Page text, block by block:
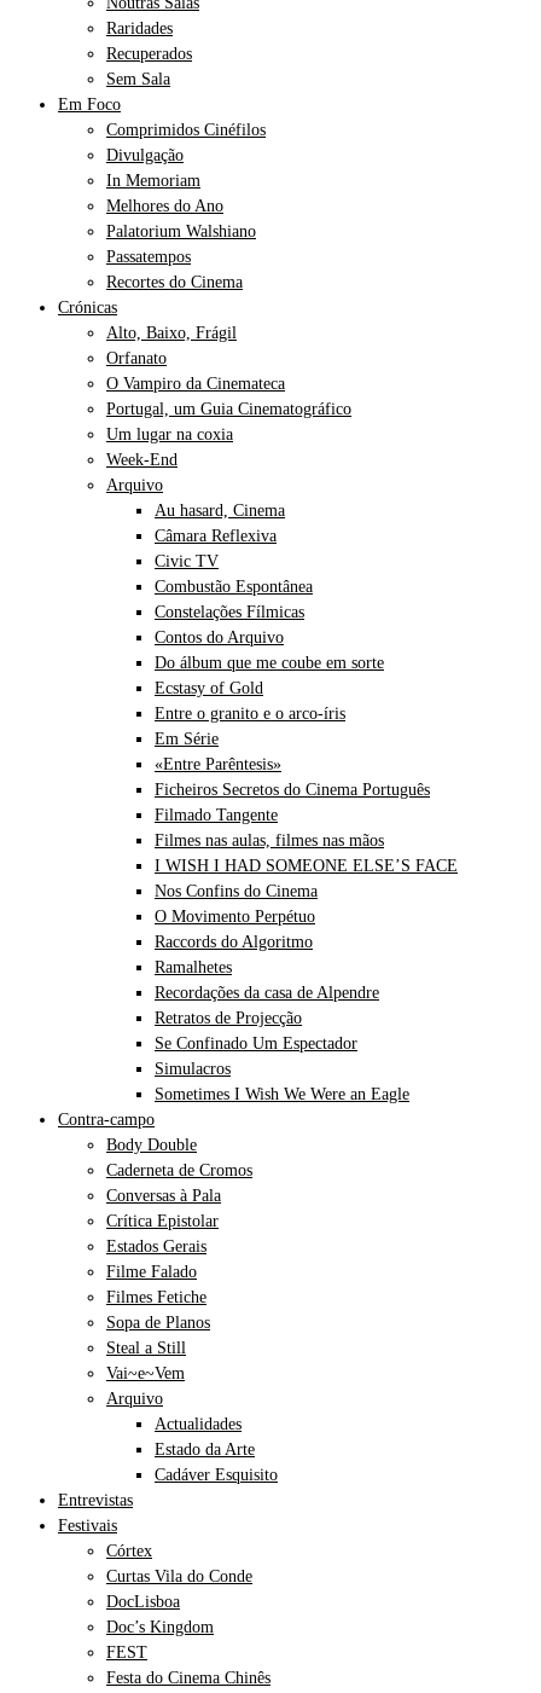
Raridades
Recuperados
Sem Sala
Em Foco
Comprimidos Cinéfilos
Divulgação
In Memoriam
Melhores do Ano
Palatorium Walshiano
Passatempos
Recortes do Cinema
Crónicas
Alto, Baixo, Frágil
Orfanato
O Vampiro da Cinemateca
Portugal, um Guia Cinematográfico
Um lugar na coxia
Week-End
Arquivo
Au hasard, Cinema
Câmara Reflexiva
Civic TV
Combustão Espontânea
Constelações Fílmicas
Contos do Arquivo
Do álbum que me coube em sorte
Ecstasy of Gold
Entre o granito e o arco-íris
Em Série
«Entre Parêntesis»
Ficheiros Secretos do Cinema Português
Filmado Tangente
Filmes nas aulas, filmes nas mãos
I WISH I HAD SOMEONE ELSE’S FACE
Nos Confins do Cinema
O Movimento Perpétuo
Raccords do Algoritmo
Ramalhetes
Recordações da casa de Alpendre
Retratos de Projecção
Se Confinado Um Espectador
Simulacros
Sometimes I Wish We Were an Eagle
Contra-campo
Body Double
Caderneta de Cromos
Conversas à Pala
Crítica Epistolar
Estados Gerais
Filme Falado
Filmes Fetiche
Sopa de Planos
Steal a Still
Vai~e~Vem
Arquivo
Actualidades
Estado da Arte
Cadáver Esquisito
Entrevistas
Festivais
Córtex
Curtas Vila do Conde
DocLisboa
Doc’s Kingdom
FEST
Festa do Cinema Chinês